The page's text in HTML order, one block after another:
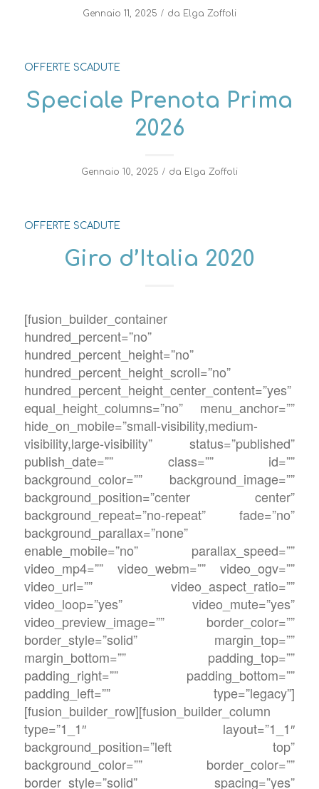
Gennaio 11, 2025 / da Elga Zoffoli
OFFERTE SCADUTE
Speciale Prenota Prima
2026
Gennaio 10, 2025 / da Elga Zoffoli
OFFERTE SCADUTE
Giro d’Italia 2020
[fusion_builder_container
hundred_percent=”no”
hundred_percent_height=”no”
hundred_percent_height_scroll=”no”
hundred_percent_height_center_content=”yes”
equal_height_columns=”no” menu_anchor=””
hide_on_mobile=”small-visibility,medium-
visibility,large-visibility” status=”published”
publish_date=”” class=”” id=””
background_color=”” background_image=””
background_position=”center center”
background_repeat=”no-repeat” fade=”no”
background_parallax=”none”
enable_mobile=”no” parallax_speed=””
video_mp4=”” video_webm=”” video_ogv=””
video_url=”” video_aspect_ratio=””
video_loop=”yes” video_mute=”yes”
video_preview_image=”” border_color=””
border_style=”solid” margin_top=””
margin_bottom=”” padding_top=””
padding_right=”” padding_bottom=””
padding_left=”” type=”legacy”]
[fusion_builder_row][fusion_builder_column
type=”1_1″ layout=”1_1″
background_position=”left top”
background_color=”” border_color=””
border_style=”solid” spacing=”yes”